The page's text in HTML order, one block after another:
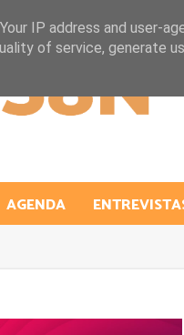
AGENDA
IP address and user-
of service, generate